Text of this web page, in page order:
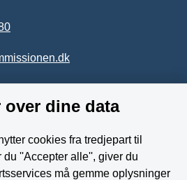
over dine data
cookies fra tredjepart til
''Accepter alle'', giver du
må gemme oplysninger